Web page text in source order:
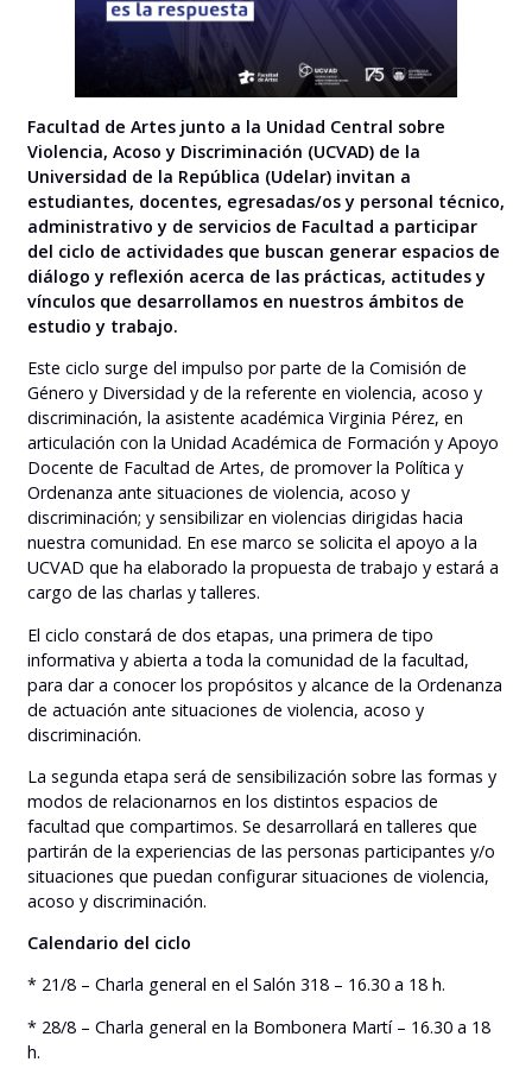
Facultad de Artes junto a la Unidad Central sobre
Violencia, Acoso y Discriminación (UCVAD) de la
Universidad de la República (Udelar) invitan a
estudiantes, docentes, egresadas/os y personal técnico,
administrativo y de servicios de Facultad a participar
del ciclo de actividades que buscan generar espacios de
diálogo y reflexión acerca de las prácticas, actitudes y
vínculos que desarrollamos en nuestros ámbitos de
estudio y trabajo.
Este ciclo surge del impulso por parte de la Comisión de
Género y Diversidad y de la referente en violencia, acoso y
discriminación, la asistente académica Virginia Pérez, en
articulación con la Unidad Académica de Formación y Apoyo
Docente de Facultad de Artes, de promover la Política y
Ordenanza ante situaciones de violencia, acoso y
discriminación; y sensibilizar en violencias dirigidas hacia
nuestra comunidad. En ese marco se solicita el apoyo a la
UCVAD que ha elaborado la propuesta de trabajo y estará a
cargo de las charlas y talleres.
El ciclo constará de dos etapas, una primera de tipo
informativa y abierta a toda la comunidad de la facultad,
para dar a conocer los propósitos y alcance de la Ordenanza
de actuación ante situaciones de violencia, acoso y
discriminación.
La segunda etapa será de sensibilización sobre las formas y
modos de relacionarnos en los distintos espacios de
facultad que compartimos. Se desarrollará en talleres que
partirán de la experiencias de las personas participantes y/o
situaciones que puedan configurar situaciones de violencia,
acoso y discriminación.
Calendario del ciclo
* 21/8 – Charla general en el Salón 318 – 16.30 a 18 h.
* 28/8 – Charla general en la Bombonera Martí – 16.30 a 18
h.